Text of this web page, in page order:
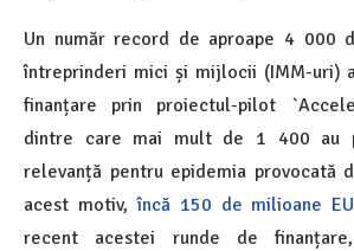
Un număr record de aproape 4 000
întreprinderi mici și mijlocii (IMM-uri)
finanțare prin proiectul-pilot
dintre care mai mult de 1 400 au
relevanță pentru epidemia provocată
acest motiv,încă 150 de milioane
recent acestei runde de